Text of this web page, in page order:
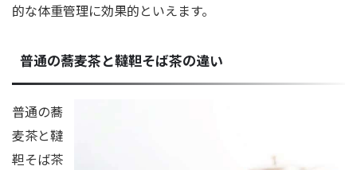
的な体重管理に効果的といえます。
普通の蕎麦茶と韃靼そば茶の違い
普通の蕎
麦茶と韃
靼そば茶